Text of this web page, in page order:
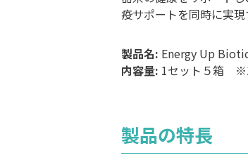
疫サポートを同時に実現
製品名: Energy Up
内容量: 1セット５箱
製品の特長